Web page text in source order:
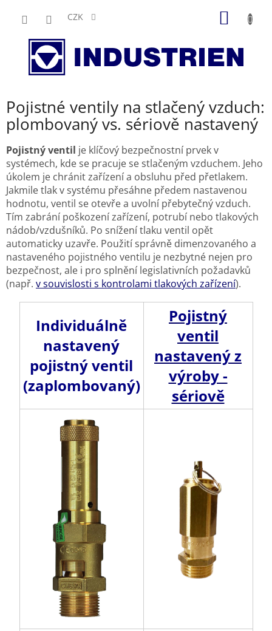
CZK
Pojistné ventily na stlačený vzduch:
plombovaný vs. sériově nastavený
Pojistný ventil je klíčový bezpečnostní prvek v
systémech, kde se pracuje se stlačeným vzduchem. Jeho
úkolem je chránit zařízení a obsluhu před přetlakem.
Jakmile tlak v systému přesáhne předem nastavenou
hodnotu, ventil se otevře a uvolní přebytečný vzduch.
Tím zabrání poškození zařízení, potrubí nebo tlakových
nádob/vzdušníků. Po snížení tlaku ventil opět
automaticky uzavře. Použití správně dimenzovaného a
nastaveného pojistného ventilu je nezbytné nejen pro
bezpečnost, ale i pro splnění legislativních požadavků
(např. v souvislosti s kontrolami tlakových zařízení).
Individuálně
nastavený
pojistný ventil
(zaplombovaný)
Pojistný
ventil
nastavený z
výroby -
sériově